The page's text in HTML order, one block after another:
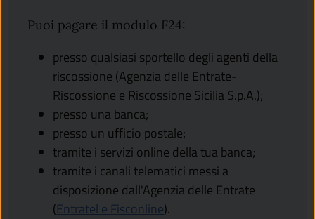
Puoi pagare il modulo F24:
presso qualsiasi sportello degli agenti della
riscossione (Agenzia delle Entrate-
Riscossione e Riscossione Sicilia S.p.A.);
presso una banca;
presso un ufficio postale;
tramite i servizi online della tua banca;
tramite i canali telematici messi a
disposizione dall'Agenzia delle Entrate
(Entratel e Fisconline(apre in un'altra scheda).
).